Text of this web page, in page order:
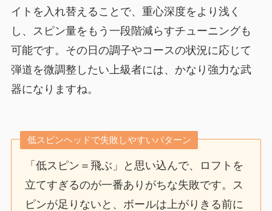
イトを入れ替えることで、重心深度をより浅く
し、スピン量をもう一段階減らすチューニングも
可能です。その日の調子やコースの状況に応じて
弾道を微調整したい上級者には、かなり強力な武
器になりますね。
低スピンヘッドで失敗しやすいパターン
「低スピン＝飛ぶ」と思い込んで、ロフトを
立てすぎるのが一番ありがちな失敗です。ス
ピンが足りないと、ボールは上がりきる前に